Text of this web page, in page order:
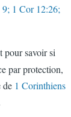
1 Cor 12:26;
pour savoir si
par protection,
de 1 Corinthiens